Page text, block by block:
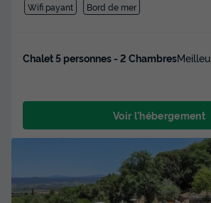
Wifi payant Bord de mer
Chalet 5 personnes - 2 Chambres
Voir l'hébergement